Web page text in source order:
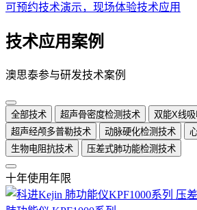
可预约技术演示，现场体验技术应用
技术应用案例
澳思泰参与研发技术案例
全部技术 超声骨密度检测技术
双能X线
超声经颅多普勒技术
动脉硬化检测技术
生物电阻抗技术
压差式肺功能检测技术
十年使用年限